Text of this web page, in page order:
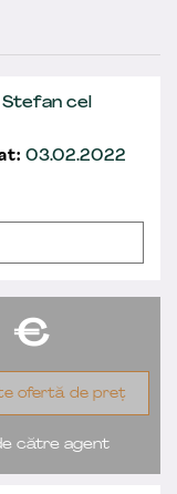
Stefan cel
03.02.2022
€
ofertă de preț
către agent